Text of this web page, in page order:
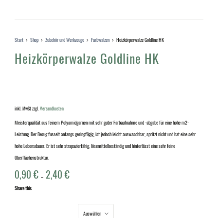
Start Shop Zubehör und Werkzeuge Farbwalzen Heizkörperwalze Goldline HK
Heizkörperwalze Goldline HK
inkl. MwStzzgl.Versandkosten
Meisterqualität aus feinem Polyamidgarnen mit sehr guter Farbaufnahme und -abgabe für eine hohe m2-
Leistung. Der Bezug fusselt anfangs geringfügig, ist jedoch leicht auswaschbar, spritzt nicht und hat eine sehr
hohe Lebensdauer. Er ist sehr strapazierfähig, lösemittelbeständig und hinterlässt eine sehr feine
Oberflächenstruktur.
0,90€ – 2,40€
Share this